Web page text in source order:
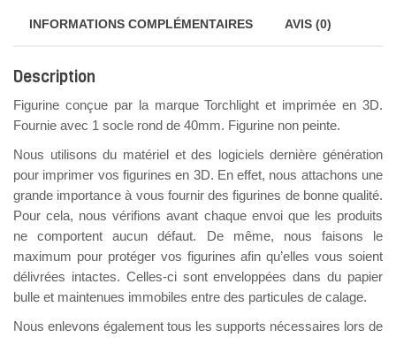
INFORMATIONS COMPLÉMENTAIRES AVIS (0)
Description
Figurine conçue par la marque Torchlight et imprimée en 3D.
Fournie avec 1 socle rond de 40mm. Figurine non peinte.
Nous utilisons du matériel et des logiciels dernière génération
pour imprimer vos figurines en 3D. En effet, nous attachons une
grande importance à vous fournir des figurines de bonne qualité.
Pour cela, nous vérifions avant chaque envoi que les produits
ne comportent aucun défaut. De même, nous faisons le
maximum pour protéger vos figurines afin qu’elles vous soient
délivrées intactes. Celles-ci sont enveloppées dans du papier
bulle et maintenues immobiles entre des particules de calage.
Nous enlevons également tous les supports nécessaires lors de